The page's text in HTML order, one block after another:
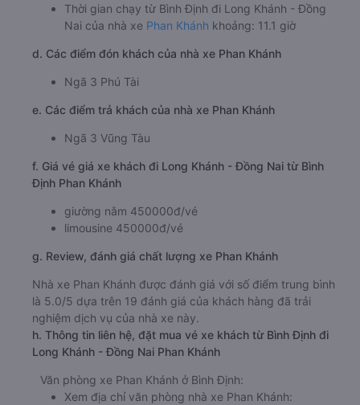
Thời gian chạy từ Bình Định đi Long Khánh - Đồng
Nai của nhà xe Phan Khánh khoảng: 11.1 giờ
d. Các điểm đón khách của nhà xe Phan Khánh
Ngã 3 Phú Tài
e. Các điểm trả khách của nhà xe Phan Khánh
Ngã 3 Vũng Tàu
f. Giá vé giá xe khách đi Long Khánh - Đồng Nai từ Bình
Định Phan Khánh
giường nằm 450000đ/vé
limousine 450000đ/vé
g. Review, đánh giá chất lượng xe Phan Khánh
Nhà xe Phan Khánh được đánh giá với số điểm trung bình
là 5.0/5 dựa trên 19 đánh giá của khách hàng đã trải
nghiệm dịch vụ của nhà xe này.
h. Thông tin liên hệ, đặt mua vé xe khách từ Bình Định đi
Long Khánh - Đồng Nai Phan Khánh
Văn phòng xe Phan Khánh ở Bình Định:
Xem địa chỉ văn phòng nhà xe Phan Khánh: